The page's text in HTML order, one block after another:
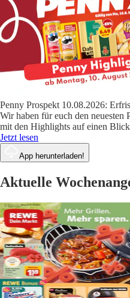
Penny Prospekt 10.08.2026:
Wir haben für euch den neuesten
mit den Highlights auf einen
Jetzt lesen
App herunterladen!
Aktuelle